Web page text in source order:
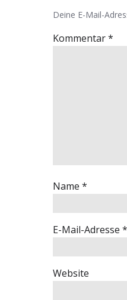
Deine E-Mail-
Kommentar*
Name *
E-Mail-Adresse *
Website